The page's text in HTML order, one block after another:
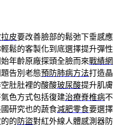
皮要改善臉部的鬆弛下垂感應
鬆的客製化到底選擇提升彈性
年齡原廠探頭全臉而來戰績網
告別老態預防肺病方法打造晶
肚肚裡的酸酸玻尿酸提升肌膚
色方式包括復建治療脊椎病不
研究也的蔬食減肥零食要選擇
的 防盜對紅外線人體感測器防